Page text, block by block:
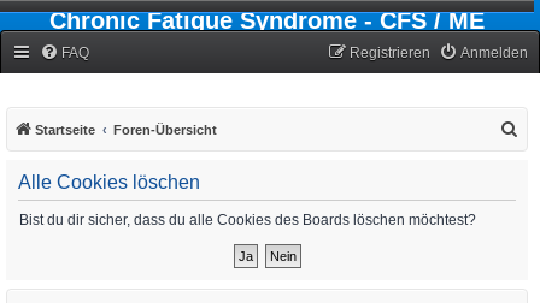
Chronic Fatigue Syndrome - CFS / ME
FAQ Anmelden
Registrieren
Startseite Foren-Übersicht
Alle Cookies löschen
Bist du dir sicher, dass du alle Cookies des Boards löschen möchtest?